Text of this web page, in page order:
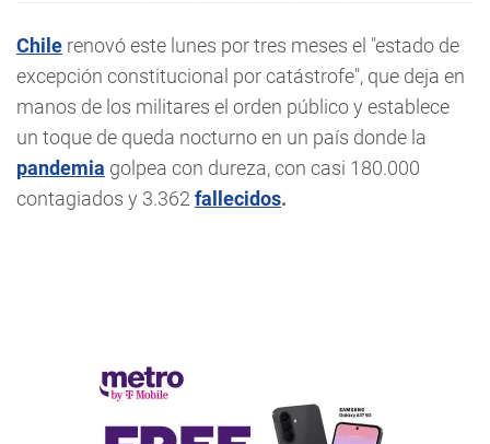
Chile renovó este lunes por tres meses el "estado de
excepción constitucional por catástrofe", que deja en
manos de los militares el orden público y establece
un toque de queda nocturno en un país donde la
pandemia golpea con dureza, con casi 180.000
contagiados y 3.362 fallecidos.